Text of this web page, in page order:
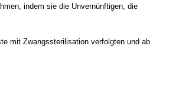
indem sie die Unvernünftigen, die
mit Zwangssterilisation verfolgten und ab